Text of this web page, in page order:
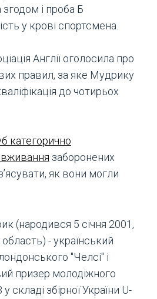
і проба Б
у крові спортсмена.
Англії оголосила про
правил, за яке Мудрику
до чотирьох
категорично
заборонених
як вони могли
(народився 5 січня 2001,
- український
"Челсі" і
призер молодіжного
складі збірної України U-